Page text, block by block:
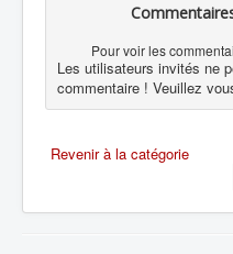
Pour voir les
Les utilisateurs invités ne
commentaire ! Veuillez
Revenir à la catégorie